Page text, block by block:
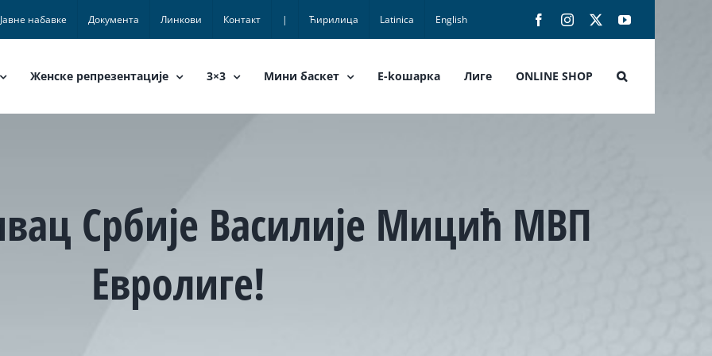
Јавне набавке Документа Линкови Контакт | Ћирилица Latinica English FacebookInstagram YouTube
Женске репрезентације 3×3 Мини баскет E-koшарка Лиге ONLINE SHOP
Србије Василије Мицић МВП
Евролиге!